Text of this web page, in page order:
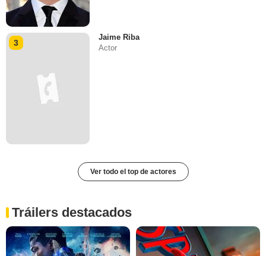
3
Jaime Riba
Actor
Ver todo el top de actores
Tráilers destacados